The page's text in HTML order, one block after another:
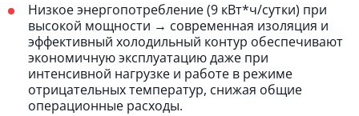
Низкое энергопотребление (9 кВт*ч/сутки) при
высокой мощности → современная изоляция и
эффективный холодильный контур обеспечивают
экономичную эксплуатацию даже при
интенсивной нагрузке и работе в режиме
отрицательных температур, снижая общие
операционные расходы.